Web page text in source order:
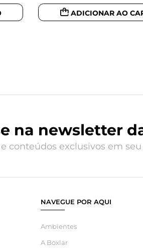
ADICIONAR AO
na newsletter
conteúdos exclusivos em
NAVEGUE POR AQUI
Ambientes
A Boxlar